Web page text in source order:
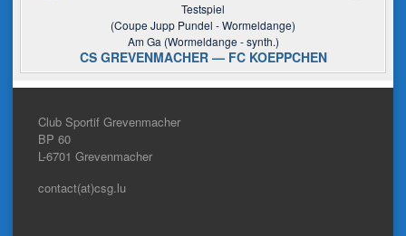
Testspiel
(Coupe Jupp Pundel - Wormeldange)
Am Ga (Wormeldange - synth.)
CS GREVENMACHER — FC KOEPPCHEN
Club Sportif Grevenmacher
BP 60
L-6701 Grevenmacher
contact(at)csg.lu